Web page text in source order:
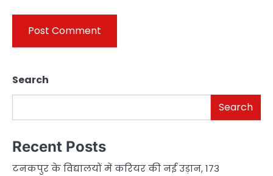
Search
Search
Recent Posts
टनकपुर के विद्यालयों में करियर की नई उड़ान, 173